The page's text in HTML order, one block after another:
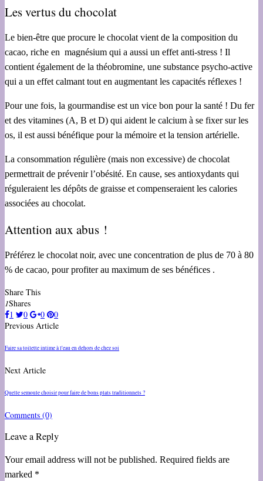
Les vertus du chocolat
Le bien-être que procure le chocolat vient de la composition du
cacao, riche en magnésium qui a aussi un effet anti-stress ! Il
contient également de la théobromine, une substance psycho-active
qui a un effet calmant tout en augmentant les capacités réflexes !
Pour une fois, la gourmandise est un vice bon pour la santé ! Du fer
et des vitamines (A, B et D) qui aident le calcium à se fixer sur les
os, il est aussi bénéfique pour la mémoire et la tension artérielle.
La consommation régulière (mais non excessive) de chocolat
permettrait de prévenir l’obésité. En cause, ses antioxydants qui
réguleraient les dépôts de graisse et compenseraient les calories
associées au chocolat.
Attention aux abus !
Préférez le chocolat noir, avec une concentration de plus de 70 à 80
% de cacao, pour profiter au maximum de ses bénéfices .
Share This
1Shares
1
0 0
0
Previous Article
Faire sa toilette intime à l'eau en dehors de chez soi
Next Article
Quelle semoule choisir pour faire de bons plats traditionnels ?
Comments (0)
Leave a Reply
Your email address will not be published. Required fields are
marked *